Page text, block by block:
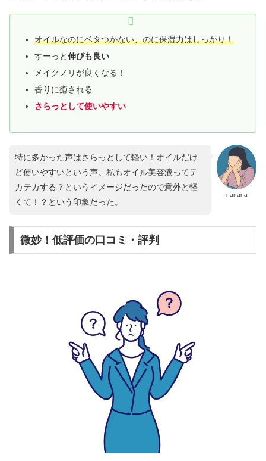
オイルなのにベタつかない、のに保湿力はしっかり！
すーっと伸びも良い
メイクノリが良くなる！
香りに癒される
さらっとして使いやすい
nanana
特に多かった声はさらっとして軽い！オイルだけ
ど使いやすいという声。私もオイル美容液ってテ
カテカする？というイメージだったので意外と軽
くて！？という印象だった。
微妙！低評価の口コミ・評判